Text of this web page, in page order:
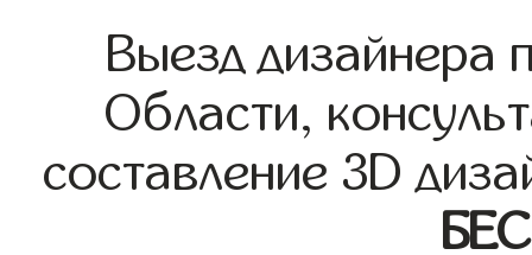
Выезд дизайнера
Области,
составление 3D